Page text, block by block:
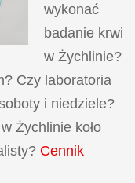
wykonać
badanie krwi
w Żychlinie?
Czy laboratoria
i niedziele?
Żychlinie koło
Cennik